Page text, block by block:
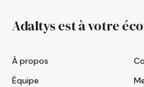
Adaltys est à votre
À propos
Équipe